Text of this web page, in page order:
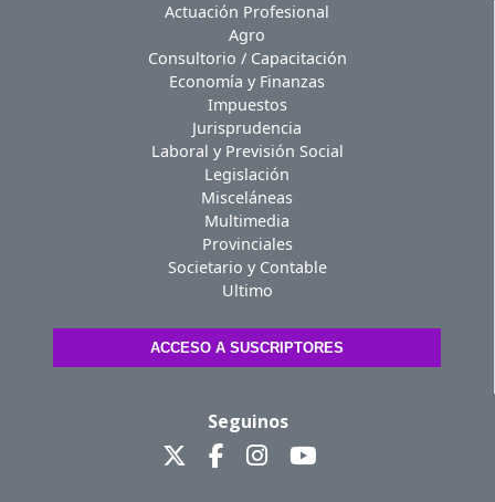
Actuación Profesional
Agro
Consultorio / Capacitación
Economía y Finanzas
Impuestos
Jurisprudencia
Laboral y Previsión Social
Legislación
Misceláneas
Multimedia
Provinciales
Societario y Contable
Ultimo
ACCESO A SUSCRIPTORES
Seguinos